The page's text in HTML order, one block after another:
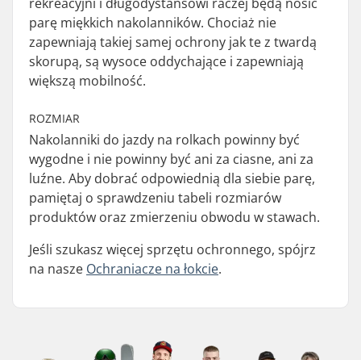
parę miękkich nakolanników. Chociaż nie
zapewniają takiej samej ochrony jak te z twardą
skorupą, są wysoce oddychające i zapewniają
większą mobilność.
ROZMIAR
Nakolanniki do jazdy na rolkach powinny być
wygodne i nie powinny być ani za ciasne, ani za
luźne. Aby dobrać odpowiednią dla siebie parę,
pamiętaj o sprawdzeniu tabeli rozmiarów
produktów oraz zmierzeniu obwodu w stawach.
Jeśli szukasz więcej sprzętu ochronnego, spójrz
na nasze Ochraniacze na łokcie.